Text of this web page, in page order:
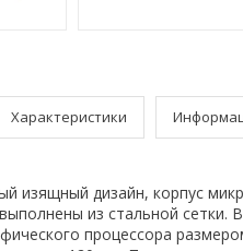
Характеристики
изящный дизайн, корпус
из стальной сетки.
процессора